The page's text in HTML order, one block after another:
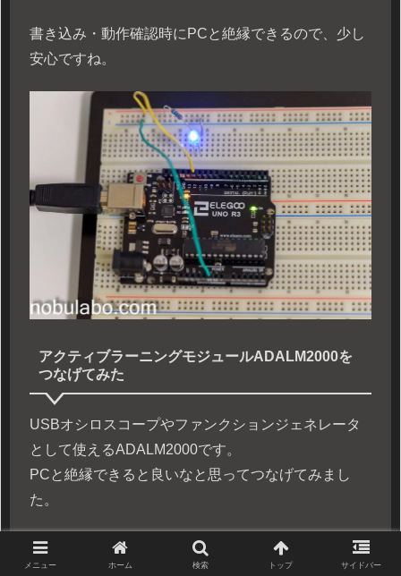
書き込み・動作確認時にPCと絶縁できるので、少し
安心ですね。
アクティブラーニングモジュールADALM2000を
つなげてみた
USBオシロスコープやファンクションジェネレータ
として使えるADALM2000です。
PCと絶縁できると良いなと思ってつなげてみまし
た。
メニュー ホーム 検索 トップ サイドバー